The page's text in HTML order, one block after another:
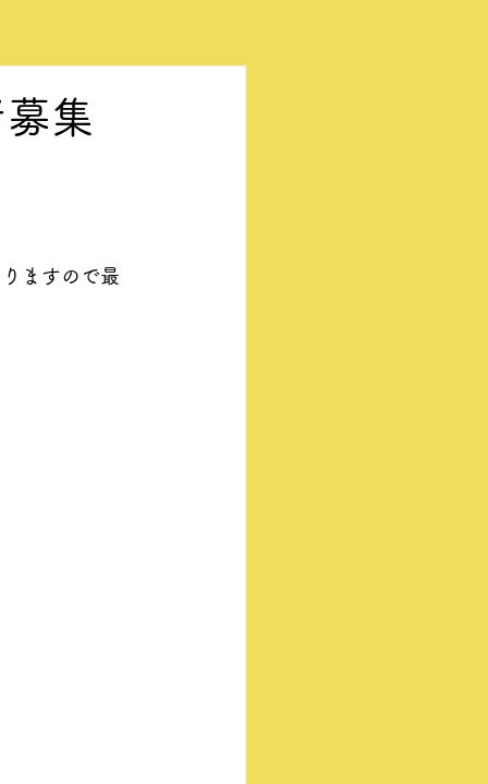
集
ますので最